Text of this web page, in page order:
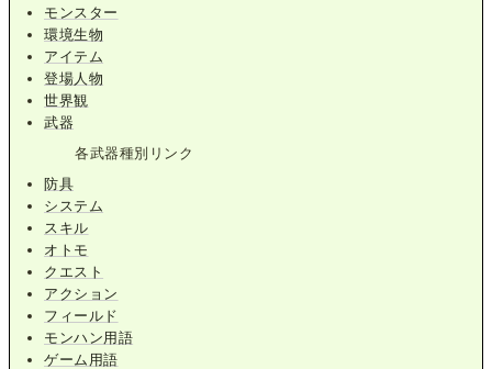
モンスター
環境生物
アイテム
登場人物
世界観
武器
各武器種別リンク
防具
システム
スキル
オトモ
クエスト
アクション
フィールド
モンハン用語
ゲーム用語